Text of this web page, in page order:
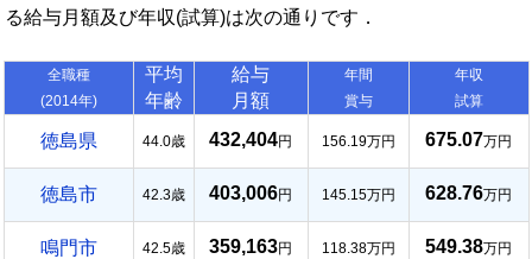
る給与月額及び年収(試算)は次の通りです．
全職種
(2014年)
平均
年齢
給与
月額
年間
賞与
年収
試算
徳島県 44.0歳 432,404円 156.19万円 675.07万円
徳島市 42.3歳 403,006円 145.15万円 628.76万円
鳴門市 42.5歳 359,163円 118.38万円 549.38万円